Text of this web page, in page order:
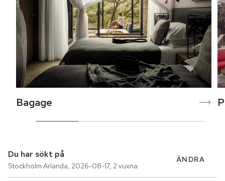
Bagage
Du har sökt på
Stockholm Arlanda, 2026-08-17, 2 vuxna
ÄNDRA